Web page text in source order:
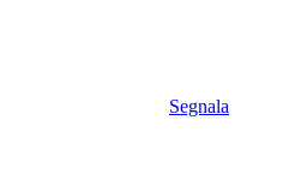
Segnala